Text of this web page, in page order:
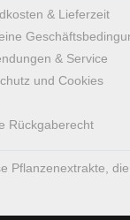
& Lieferzeit
& Service
und Cookies
Rückgaberecht
Pflanzenextrakte,